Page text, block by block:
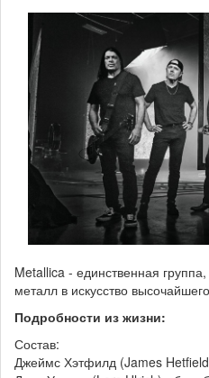
Metallica - единственная
металл в искусство
Подробности из жизни:
Состав:
Джеймс Хэтфилд (James